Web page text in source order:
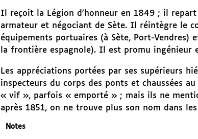
Il reçoit la Légion d’honneur en 1849 ; il
armateur et négociant de Sète. Il réintègre le
équipements portuaires (à Sète, Port-Vendres)
la frontière espagnole). Il est promu ingénieur
Les appréciations portées par ses supérieurs
inspecteurs du corps des ponts et chaussées
« vif », parfois « emporté » ; mais ils ne
après 1851, on ne trouve plus son nom dans
Notes